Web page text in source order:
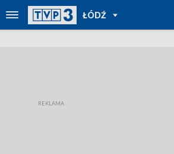
ŁÓDŹ
POWRÓT
DO
REGIONY